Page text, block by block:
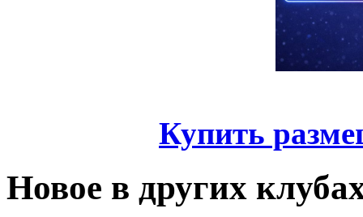
Купить
Новое в других